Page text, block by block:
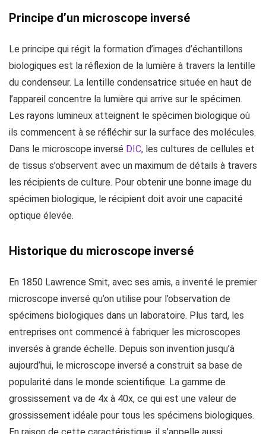
Principe d’un microscope inversé
Le principe qui régit la formation d’images d’échantillons
biologiques est la réflexion de la lumière à travers la lentille
du condenseur. La lentille condensatrice située en haut de
l’appareil concentre la lumière qui arrive sur le spécimen.
Les rayons lumineux atteignent le spécimen biologique où
ils commencent à se réfléchir sur la surface des molécules.
Dans le microscope inversé DIC, les cultures de cellules et
de tissus s’observent avec un maximum de détails à travers
les récipients de culture. Pour obtenir une bonne image du
spécimen biologique, le récipient doit avoir une capacité
optique élevée.
Historique du microscope inversé
En 1850 Lawrence Smit, avec ses amis, a inventé le premier
microscope inversé qu’on utilise pour l’observation de
spécimens biologiques dans un laboratoire. Plus tard, les
entreprises ont commencé à fabriquer les microscopes
inversés à grande échelle. Depuis son invention jusqu’à
aujourd’hui, le microscope inversé a construit sa base de
popularité dans le monde scientifique. La gamme de
grossissement va de 4x à 40x, ce qui est une valeur de
grossissement idéale pour tous les spécimens biologiques.